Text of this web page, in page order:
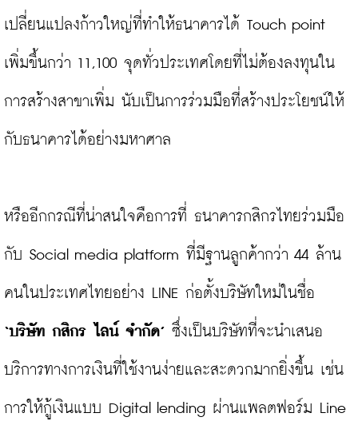
เปลี่ยนแปลงก้าวใหญ่ที่ทำให้ธนาคารได้ Touch point
เพิ่มขึ้นกว่า 11,100 จุดทั่วประเทศโดยที่ไม่ต้องลงทุนใน
การสร้างสาขาเพิ่ม นับเป็นการร่วมมือที่สร้างประโยชน์ให้
กับธนาคารได้อย่างมหาศาล
หรืออีกกรณีที่น่าสนใจคือการที่ ธนาคารกสิกรไทยร่วมมือ
กับ Social media platform ที่มีฐานลูกค้ากว่า 44 ล้าน
‘บริษัท กสิกร ไลน์ จำกัด’ ซึ่งเป็นบริษัทที่จะนำเสนอ
บริการทางการเงินที่ใช้งานง่ายและสะดวกมากยิ่งขึ้น เช่น
การให้กู้เงินแบบ Digital lending ผ่านแพลตฟอร์ม Line